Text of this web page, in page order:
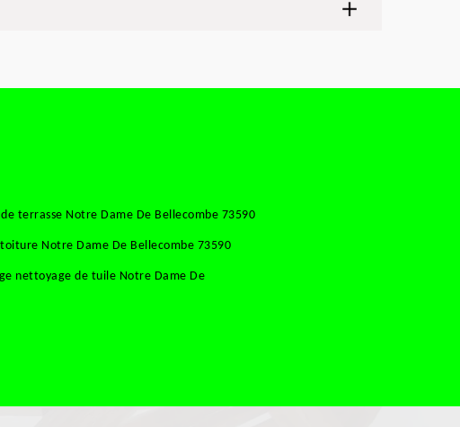
terrasse Notre Dame De Bellecombe 73590
Notre Dame De Bellecombe 73590
nettoyage de tuile Notre Dame De